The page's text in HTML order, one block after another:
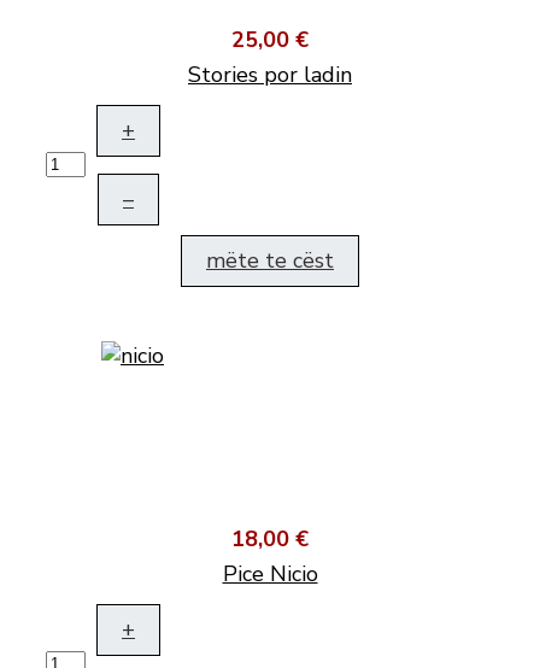
25,00 €
Stories por ladin
+
–
mëte te cëst
18,00 €
Pice Nicio
+